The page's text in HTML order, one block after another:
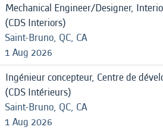
Mechanical Engineer/Designer,
(CDS Interiors)
Saint-Bruno, QC, CA
1 Aug 2026
Ingénieur concepteur, Centre de
(CDS Intérieurs)
Saint-Bruno, QC, CA
1 Aug 2026